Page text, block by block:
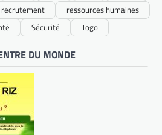
recrutement
ressources humaines
Sécurité Togo
DU MONDE